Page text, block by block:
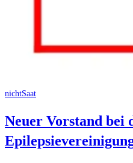
nichtSaat
Neuer Vorstand bei